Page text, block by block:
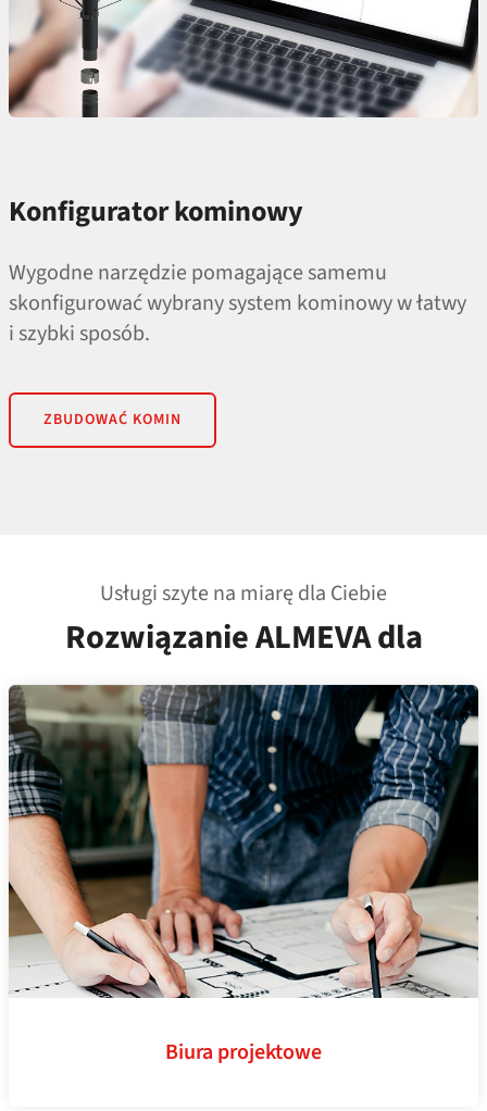
Konfigurator kominowy
Wygodne narzędzie pomagające samemu
skonfigurować wybrany system kominowy w łatwy
i szybki sposób.
ZBUDOWAĆ KOMIN
Usługi szyte na miarę dla Ciebie
Rozwiązanie ALMEVA dla
Biura projektowe